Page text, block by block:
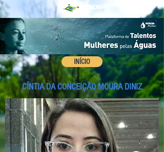
INÍCIO
CÍNTIA DA CONCEIÇÃO MOURA DINIZ